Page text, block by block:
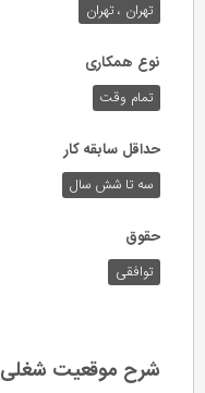
تهران ، تهران
نوع همکاری
تمام وقت
حداقل سابقه کار
سه تا شش سال
حقوق
توافقی
شرح موقعیت شغلی